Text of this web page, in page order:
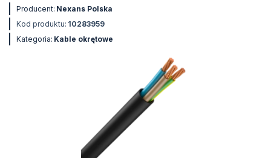
Producent: Nexans Polska
Kod produktu: 10283959
Kategoria: Kable okrętowe